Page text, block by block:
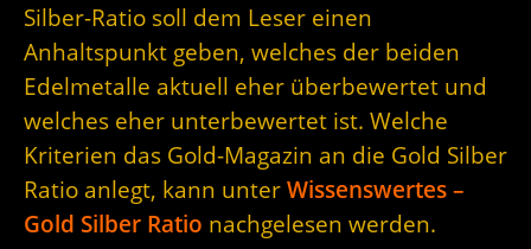
Silber-Ratio soll dem Leser einen
Anhaltspunkt geben, welches der beiden
Edelmetalle aktuell eher überbewertet und
welches eher unterbewertet ist. Welche
Kriterien das Gold-Magazin an die Gold Silber
Ratio anlegt, kann unter Wissenswertes –
Gold Silber Ratio nachgelesen werden.